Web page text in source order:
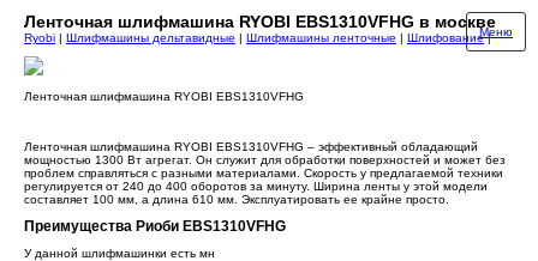
Ленточная шлифмашина RYOBI EBS1310VFHG в москве
Меню
Ryobi | Шлифмашины дельтавидные | Шлифмашины ленточные | Шлифование|
Ленточная шлифмашина RYOBI EBS1310VFHG
Ленточная шлифмашина RYOBI EBS1310VFHG – эффективный обладающий
мощностью 1300 Вт агрегат. Он служит для обработки поверхностей и может без
проблем справляться с разными материалами. Скорость у предлагаемой техники
регулируется от 240 до 400 оборотов за минуту. Ширина ленты у этой модели
составляет 100 мм, а длина 610 мм. Эксплуатировать ее крайне просто.
Преимущества Риоби EBS1310VFHG
У данной шлифмашинки есть мн